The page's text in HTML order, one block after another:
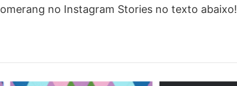
no Instagram Stories no texto abaixo!